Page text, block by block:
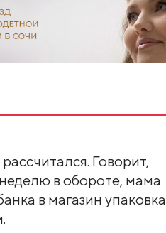
Говорит,
в обороте, мама
в магазин упаковка